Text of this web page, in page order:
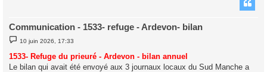
Communication - 1533- refuge - Ardevon- bilan
M
e
s
s
a
10 juin 2026, 17:33
1533- Refuge du prieuré - Ardevon - bilan annuel
Le bilan qui avait été envoyé aux 3 journaux locaux du Sud Manche a